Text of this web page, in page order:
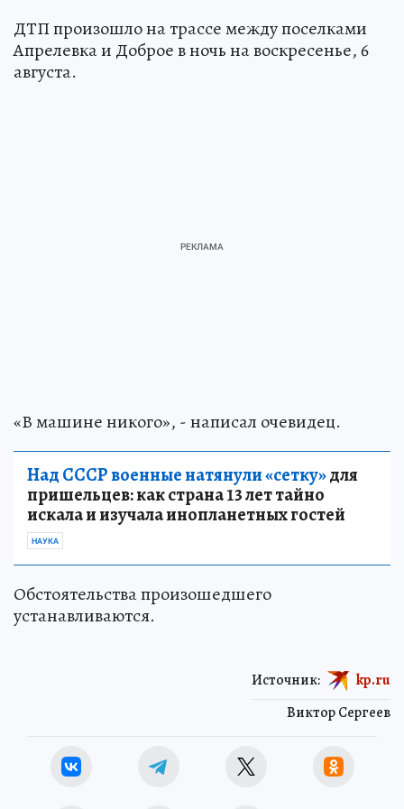
ДТП произошло на трассе между поселками
Апрелевка и Доброе в ночь на воскресенье, 6
августа.
«В машине никого», - написал очевидец.
Над СССР военные натянули «сетку»для
пришельцев: как страна 13 лет тайно
искала и изучала инопланетных гостей
НАУКА
Обстоятельства произошедшего
устанавливаются.
Виктор Сергеев
Источник: kp.ru